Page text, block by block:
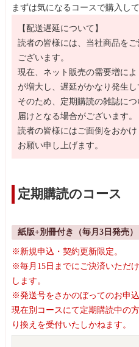
まずは気になるコースで購入し
【配送遅延について】
読者の皆様には、当社商品を
ございます。
現在、ネット販売の需要増に
が増大し、遅延がかなり発生し
そのため、定期購読の雑誌に
届けとなる場合がございます。
読者の皆様にはご面倒をおか
お願い申し上げます。
定期購読のコース
紙版+別冊付き（毎月3日発売）
※新規申込・契約更新限定。
※毎月15日までにご決済いただ
します。
※発送号をさかのぼってのお申
現在別コースにて定期購読中の
り換えを受付いたしかねます。